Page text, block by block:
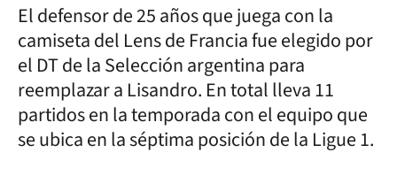
El defensor de 25 años que juega con la
camiseta del Lens de Francia fue elegido por
el DT de la Selección argentina para
reemplazar a Lisandro. En total lleva 11
partidos en la temporada con el equipo que
se ubica en la séptima posición de la Ligue 1.